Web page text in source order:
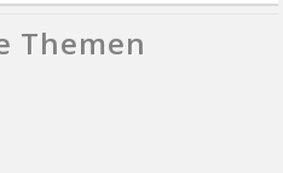
Themen